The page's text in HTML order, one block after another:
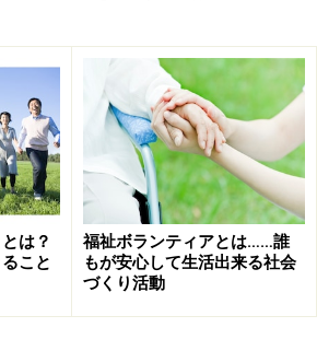
は？
こと
福祉ボランティアとは……誰
もが安心して生活出来る社会
づくり活動